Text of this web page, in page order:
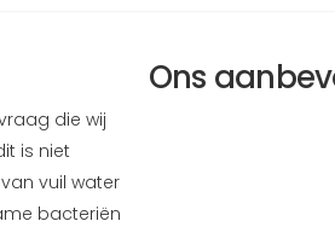
die wij
is niet
vuil water
bacteriën
Ons